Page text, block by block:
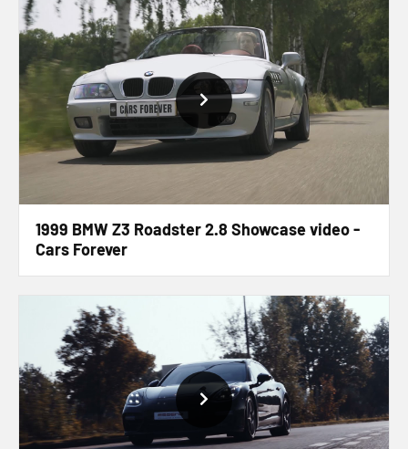
1999 BMW Z3 Roadster 2.8 Showcase video -
Cars Forever